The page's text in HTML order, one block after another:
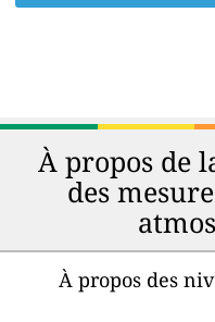
À propos de
des
À propos des